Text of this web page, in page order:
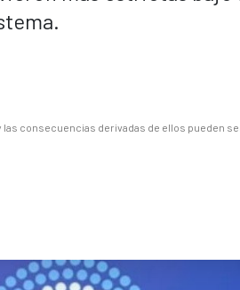
consecuencias derivadas de ellos pueden